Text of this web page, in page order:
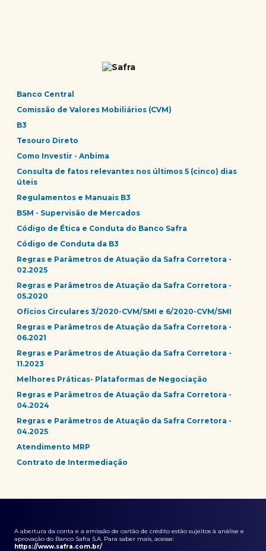
Banco Central
Comissão de Valores Mobiliários (CVM)
B3
Tesouro Direto
Como Investir - Anbima
Consulta de fatos relevantes nos últimos 5 (cinco) dias
úteis
Regulamentos e Manuais B3
BSM - Supervisão de Mercados
Código de Ética e Conduta do Banco Safra
Código de Conduta da B3
Regras e Parâmetros de Atuação da Safra Corretora -
02.2025
Regras e Parâmetros de Atuação da Safra Corretora -
05.2020
Ofícios Circulares 3/2020-CVM/SMI e 6/2020-CVM/SMI
Regras e Parâmetros de Atuação da Safra Corretora -
06.2021
Regras e Parâmetros de Atuação da Safra Corretora -
11.2023
Melhores Práticas- Plataformas de Negociação
Regras e Parâmetros de Atuação da Safra Corretora -
04.2024
Regras e Parâmetros de Atuação da Safra Corretora -
04.2025
Atendimento MRP
Contrato de Intermediação
A abertura da conta e a emissão de cartão de crédito estão sujeitos à análise e
aprovação do Banco Safra S.A. Para saber mais, acesse:
https://www.safra.com.br/